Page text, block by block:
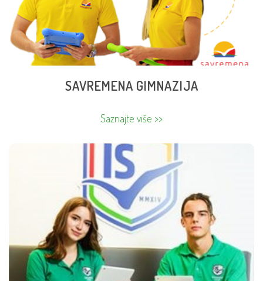
metodičkih trendova, informacionih tehnologija i
nastavnog programa. Možete ostvariti do 40 % popusta.
SAVREMENA GIMNAZIJA
Saznajte više >>
INTERNATIONAL SCHOOL
International School je jedinstvena internacionalna
škola u regionu koja radi po programu Odeljenja za
međunarodne ispite Univerziteta u Kembridžu. Nastava
se odvija na engleskom jeziku, a znanje i kvalifikacije
koje učenici stiču otvaraju im vrata vodećih svetskih
univerziteta. Popust iznosi 40 % od pune cene.